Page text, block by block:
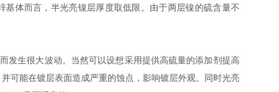
基体而言，半光亮镍层厚度取低限。由于两层镍的硫含量不
发生很大波动。当然可以设想采用提供高硫量的添加剂提高
可能在镀层表面造成严重的蚀点，影响镀层外观。同时光亮